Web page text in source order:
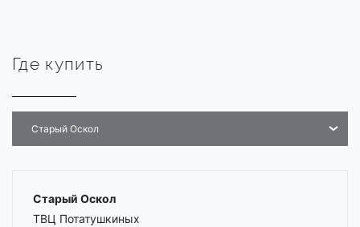
Где купить
Старый Оскол
Старый Оскол
ТВЦ Потатушкиных